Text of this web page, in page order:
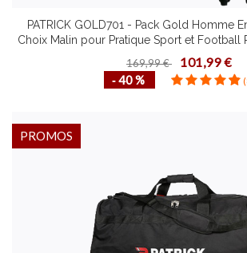
PATRICK GOLD701 - Pack Gold Homme
Choix Malin pour Pratique Sport et Football
Tailles
169,99 € 101,99 €
‐ 40 %
PROMOS